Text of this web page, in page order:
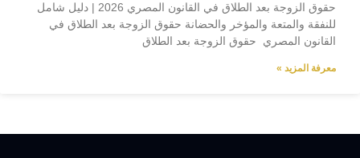
حقوق الزوجة بعد الطلاق في القانون المصري 2026 | دليل شامل
للنفقة والمتعة والمؤخر والحضانة حقوق الزوجة بعد الطلاق في
القانون المصري حقوق الزوجة بعد الطلاق
معرفة المزيد »